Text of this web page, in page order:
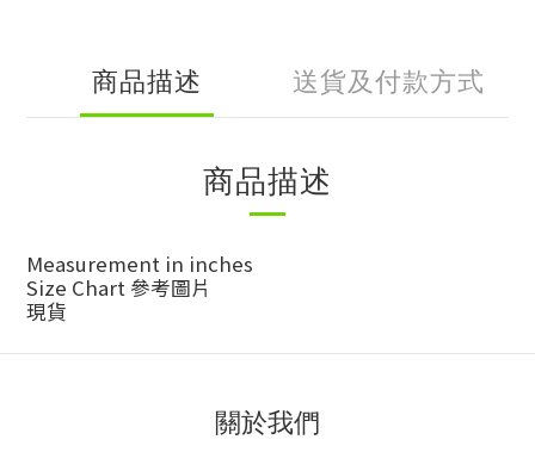
商品描述 送貨及付款方式
商品描述
Measurement in inches
Size Chart 參考圖片
現貨
關於我們